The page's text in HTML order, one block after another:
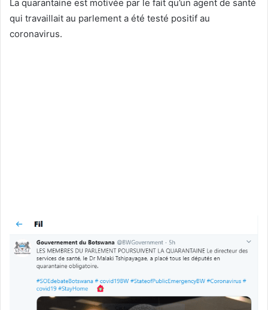
La quarantaine est motivée par le fait qu’un agent de santé
qui travaillait au parlement a été testé positif au
coronavirus.